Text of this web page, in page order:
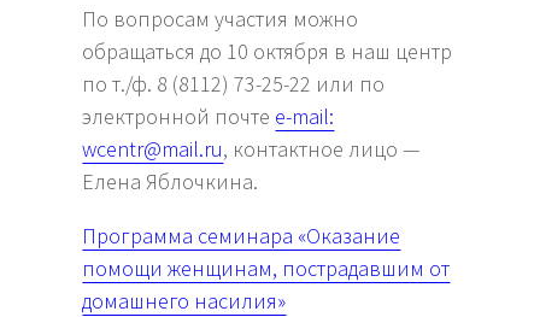
По вопросам участия можно
обращаться до 10 октября в наш центр
по т./ф. 8 (8112) 73-25-22 или по
электронной почте е-mail:
wcentr@mail.ru, контактное лицо —
Елена Яблочкина.
Программа семинара «Оказание
помощи женщинам, пострадавшим от
домашнего насилия»